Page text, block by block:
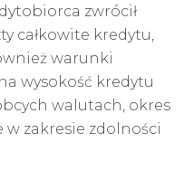
zwrócił
całkowite kredytu,
warunki
wysokość kredytu
walutach, okres
w zakresie zdolności